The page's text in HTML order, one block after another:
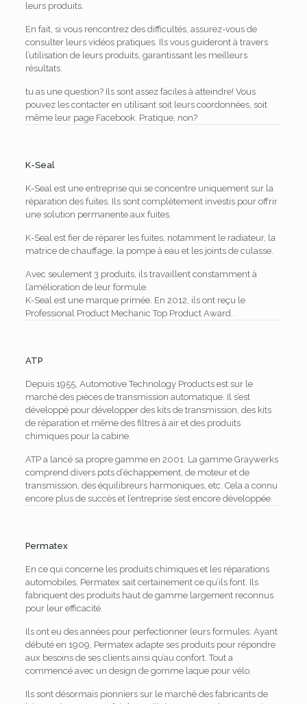
leurs produits.
En fait, si vous rencontrez des difficultés, assurez-vous de
consulter leurs vidéos pratiques. Ils vous guideront à travers
l’utilisation de leurs produits, garantissant les meilleurs
résultats.
tu as une question? Ils sont assez faciles à atteindre! Vous
pouvez les contacter en utilisant soit leurs coordonnées, soit
même leur page Facebook. Pratique, non?
K-Seal
K-Seal est une entreprise qui se concentre uniquement sur la
réparation des fuites. Ils sont complètement investis pour offrir
une solution permanente aux fuites.
K-Seal est fier de réparer les fuites, notamment le radiateur, la
matrice de chauffage, la pompe à eau et les joints de culasse.
Avec seulement 3 produits, ils travaillent constamment à
l’amélioration de leur formule.
K-Seal est une marque primée. En 2012, ils ont reçu le
Professional Product Mechanic Top Product Award.
ATP
Depuis 1955, Automotive Technology Products est sur le
marché des pièces de transmission automatique. Il s’est
développé pour développer des kits de transmission, des kits
de réparation et même des filtres à air et des produits
chimiques pour la cabine.
ATP a lancé sa propre gamme en 2001. La gamme Graywerks
comprend divers pots d’échappement, de moteur et de
transmission, des équilibreurs harmoniques, etc. Cela a connu
encore plus de succès et l’entreprise s’est encore développée.
Permatex
En ce qui concerne les produits chimiques et les réparations
automobiles, Permatex sait certainement ce qu’ils font. Ils
fabriquent des produits haut de gamme largement reconnus
pour leur efficacité.
Ils ont eu des années pour perfectionner leurs formules. Ayant
débuté en 1909, Permatex adapte ses produits pour répondre
aux besoins de ses clients ainsi qu’au confort. Tout a
commencé avec un design de gomme laque pour vélo.
Ils sont désormais pionniers sur le marché des fabricants de